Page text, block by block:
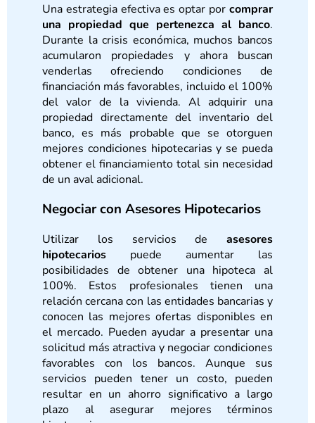
Una estrategia efectiva es optar por comprar
una propiedad que pertenezca al banco.
Durante la crisis económica, muchos bancos
acumularon propiedades y ahora buscan
venderlas ofreciendo condiciones de
financiación más favorables, incluido el 100%
del valor de la vivienda. Al adquirir una
propiedad directamente del inventario del
banco, es más probable que se otorguen
mejores condiciones hipotecarias y se pueda
obtener el financiamiento total sin necesidad
de un aval adicional.
Negociar con Asesores Hipotecarios
Utilizar los servicios de asesores
hipotecarios puede aumentar las
posibilidades de obtener una hipoteca al
100%. Estos profesionales tienen una
relación cercana con las entidades bancarias y
conocen las mejores ofertas disponibles en
el mercado. Pueden ayudar a presentar una
solicitud más atractiva y negociar condiciones
favorables con los bancos. Aunque sus
servicios pueden tener un costo, pueden
resultar en un ahorro significativo a largo
plazo al asegurar mejores términos